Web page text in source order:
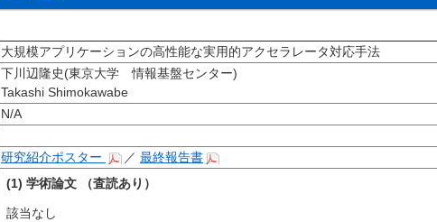
大規模アプリケーションの高性能な実用的アクセラレータ対応手法
下川辺隆史(東京大学 情報基盤センター)
Takashi Shimokawabe
N/A
研究紹介ポスター ／ 最終報告書
(1) 学術論文 （査読あり）
該当なし